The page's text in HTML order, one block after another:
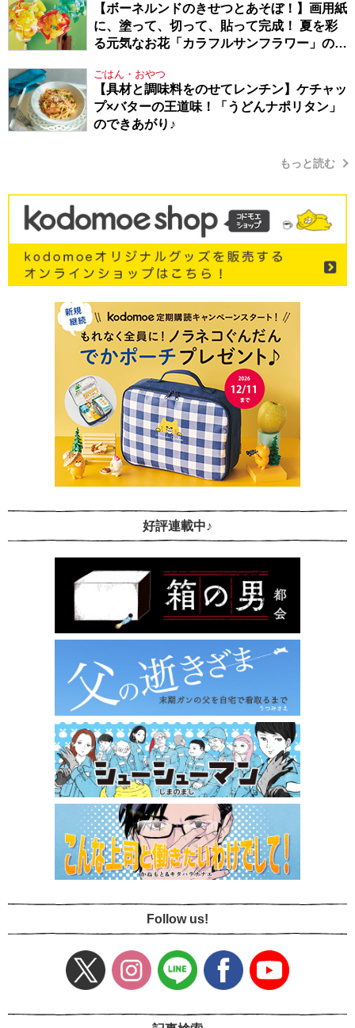
【ボーネルンドのきせつとあそぼ！】画用紙
に、塗って、切って、貼って完成！ 夏を彩
る元気なお花「カラフルサンフラワー」の作
ごはん・おやつ
【具材と調味料をのせてレンチン】ケチャッ
プ×バターの王道味！「うどんナポリタン」
のできあがり♪
もっと読む
好評連載中♪
Follow us!